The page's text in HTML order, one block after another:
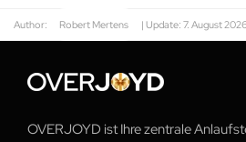
Author: Robert Mertens | Update: 7. August 2026
OVERJOYD ist Ihre zentrale